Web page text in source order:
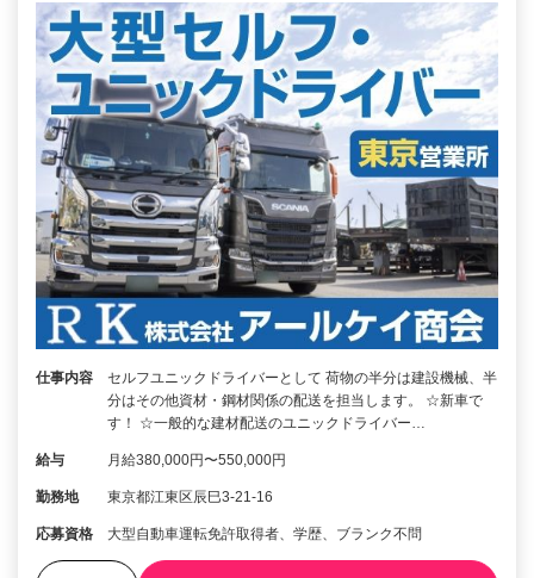
仕事内容
セルフユニックドライバーとして 荷物の半分は建設機械、半
分はその他資材・鋼材関係の配送を担当します。 ☆新車で
す！ ☆一般的な建材配送のユニックドライバー…
給与 月給380,000円〜550,000円
勤務地 東京都江東区辰巳3-21-16
応募資格 大型自動車運転免許取得者、学歴、ブランク不問